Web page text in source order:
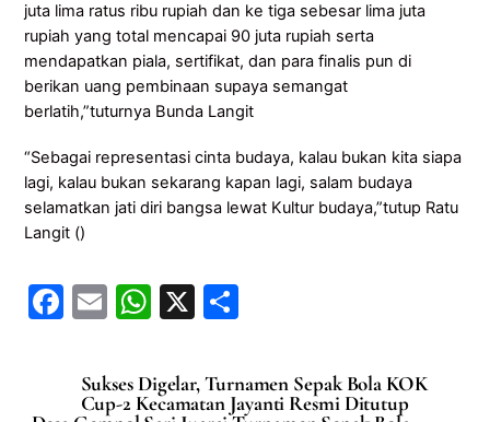
juta lima ratus ribu rupiah dan ke tiga sebesar lima juta
rupiah yang total mencapai 90 juta rupiah serta
mendapatkan piala, sertifikat, dan para finalis pun di
berikan uang pembinaan supaya semangat
berlatih,”tuturnya Bunda Langit
“Sebagai representasi cinta budaya, kalau bukan kita siapa
lagi, kalau bukan sekarang kapan lagi, salam budaya
selamatkan jati diri bangsa lewat Kultur budaya,”tutup Ratu
Langit ()
F
c
e
E
ai
l
W
at
s
X
ar
e
Sukses Digelar, Turnamen Sepak Bola KOK
Cup-2 Kecamatan Jayanti Resmi Ditutup